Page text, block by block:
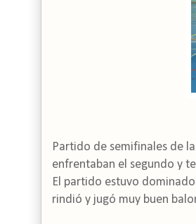
Partido de semifinales de
enfrentaban el segundo y
El partido estuvo
rindió y jugó muy buen